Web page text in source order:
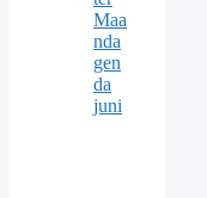
Maa
nda
gen
da
juni